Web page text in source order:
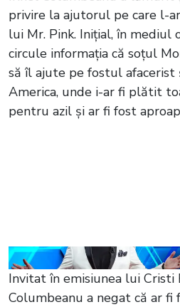
privire la ajutorul pe care l-
lui Mr. Pink. Inițial, în mediul
circule informația că soțul
să îl ajute pe fostul afacerist
America, unde i-ar fi plătit
pentru azil și ar fi fost
Invitat în emisiunea lui Cristi
Columbeanu a negat că ar fi